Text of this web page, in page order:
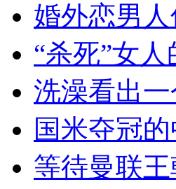
婚外恋男
“杀死”女
洗澡看出
国米夺冠
等待曼联